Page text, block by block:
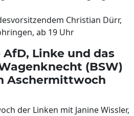
Christian Dürr,
ab 19 Uhr
Linke und das
(BSW)
Aschermittwoch
der Linken mit Janine Wissler,